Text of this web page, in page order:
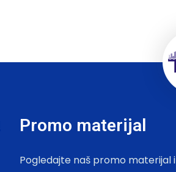
Promo materijal
Pogledajte naš promo materijal i